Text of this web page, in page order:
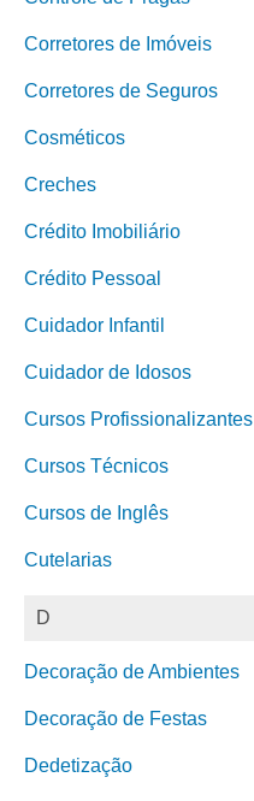
Corretores de Imóveis
Corretores de Seguros
Cosméticos
Creches
Crédito Imobiliário
Crédito Pessoal
Cuidador Infantil
Cuidador de Idosos
Cursos Profissionalizantes
Cursos Técnicos
Cursos de Inglês
Cutelarias
D
Decoração de Ambientes
Decoração de Festas
Dedetização